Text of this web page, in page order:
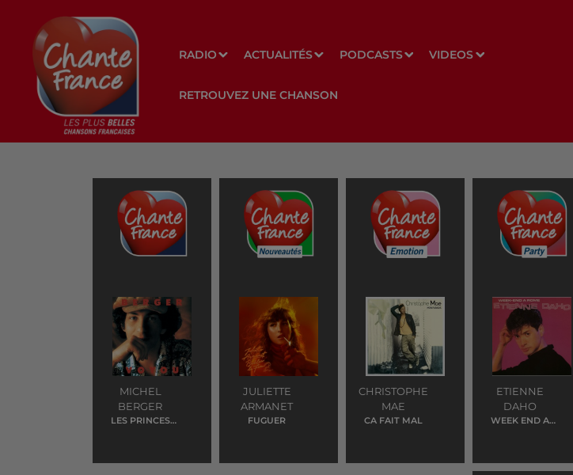
RADIO ACTUALITÉS PODCASTS VIDEOS
RETROUVEZ UNE CHANSON
MICHEL
BERGER
LES PRINCES
JULIETTE
ARMANET
FUGUER
CHRISTOPHE
MAE
CA FAIT MAL
ETIENNE
DAHO
WEEK END A